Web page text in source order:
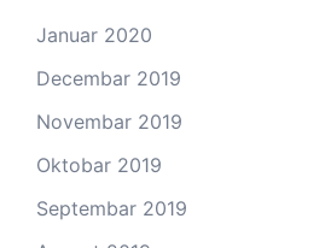
Januar 2020
Decembar 2019
Novembar 2019
Oktobar 2019
Septembar 2019